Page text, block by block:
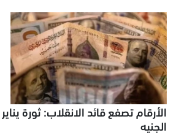
الأرقام تصفع قائد الانقلاب: ثورة يناير
الجنيه